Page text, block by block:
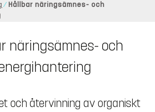
Hållbar näringsämnes- och
näringsämnes- och
och återvinning av organiskt